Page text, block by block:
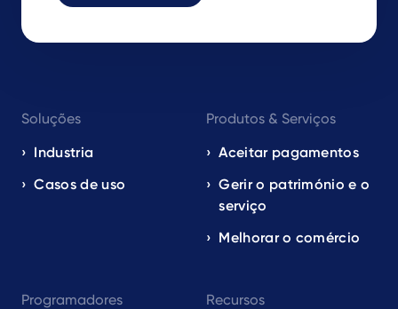
navigation
EN
Soluções
Industria
Casos de uso
Produtos & Serviços
Aceitar pagamentos
Gerir o património e o
serviço
Melhorar o comércio
Programadores
Recursos